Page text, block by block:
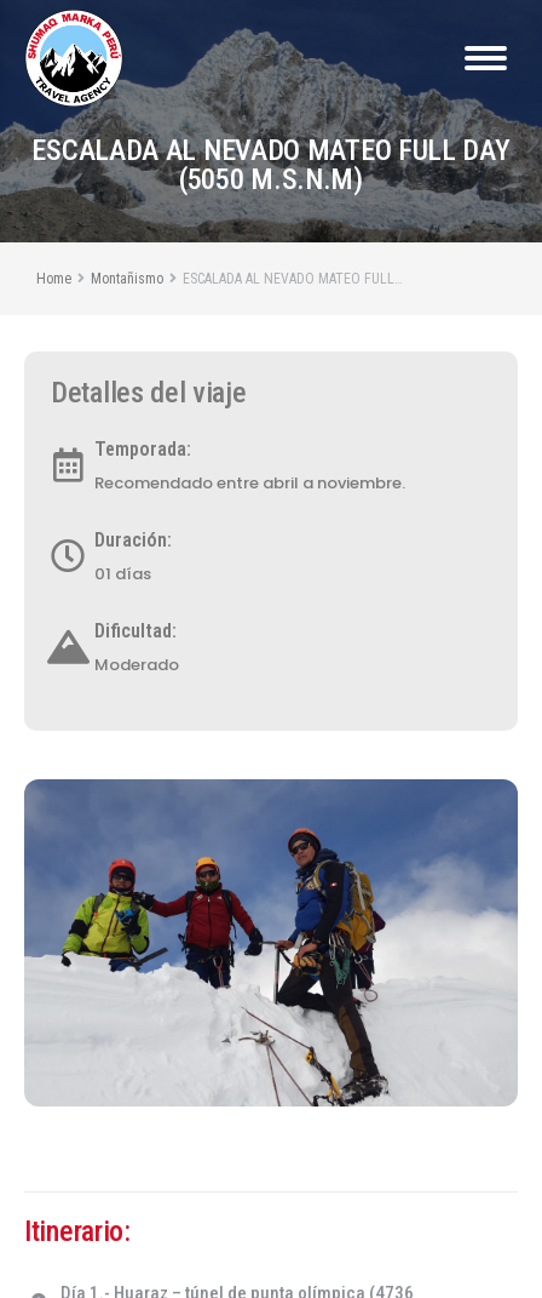
ESCALADA AL NEVADO MATEO FULL DAY
(5050 M.S.N.M)
You are here:
Home Montañismo ESCALADA AL NEVADO MATEO FULL…
Itinerario:
Día 1.- Huaraz – túnel de punta olímpica (4736
Detalles del viaje
Temporada:
Recomendado entre abril a noviembre.
Duración:
01 días
Dificultad:
Moderado